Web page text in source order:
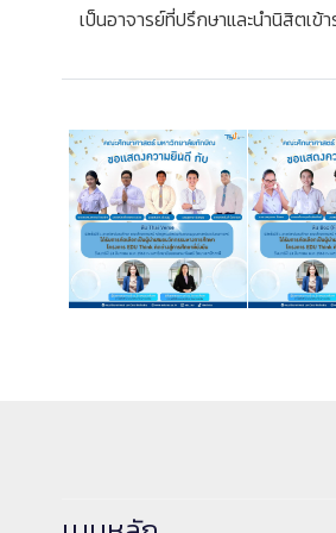
เป็นอาจารย์ที่ปรึกษาและนำนิสิตเข้